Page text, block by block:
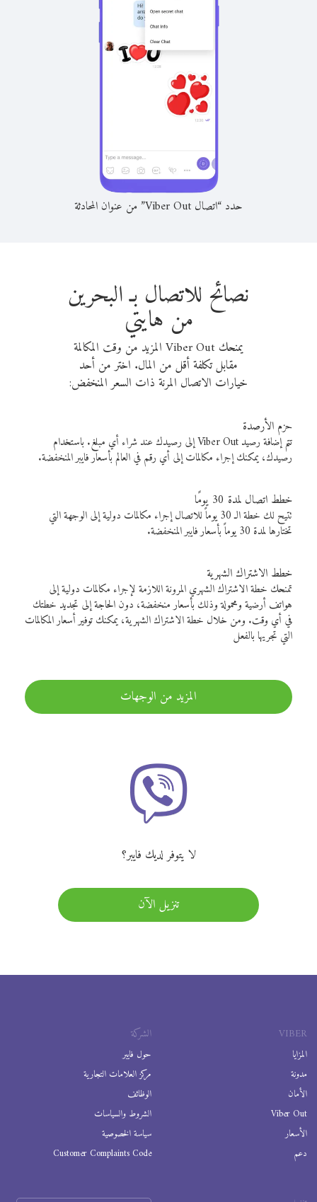
حدد “اتصال Viber Out” من عنوان المحادثة
نصائح للاتصال بـ البحرين
من هايتي
يمنحك Viber Out المزيد من وقت المكالمة
مقابل تكلفة أقل من المال. اختر من أحد
خيارات الاتصال المرنة ذات السعر المنخفض:
حزم الأرصدة
تتم إضافة رصيد Viber Out إلى رصيدك عند شراء أي مبلغ. باستخدام
رصيدك، يمكنك إجراء مكالمات إلى أي رقم في العالم بأسعار فايبر المنخفضة.
خطط اتصال لمدة 30 يومًا
تتيح لك خطة الـ 30 يوماً للاتصال إجراء مكالمات دولية إلى الوجهة التي
تختارها لمدة 30 يوماً بأسعار فايبر المنخفضة.
خطط الاشتراك الشهرية
تمنحك خطة الاشتراك الشهري المرونة اللازمة لإجراء مكالمات دولية إلى
هواتف أرضية ومحمولة وذلك بأسعار منخفضة، دون الحاجة إلى تجديد خطتك
في أي وقت. ومن خلال خطة الاشتراك الشهرية، يمكنك توفير أسعار المكالمات
التي تجريها بالفعل
المزيد من الوجهات
لا يتوفر لديك فايبر؟
تنزيل الآن
VIBER
المزايا
مدونة
الأمان
Viber Out
الأسعار
دعم
الشركة
حول فايبر
مركز العلامات التجارية
الوظائف
الشروط والسياسات
سياسة الخصوصية
Customer Complaints Code